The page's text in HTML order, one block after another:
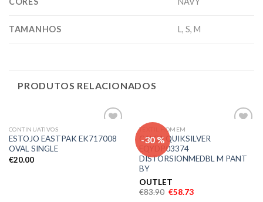
TAMANHOS L, S, M
PRODUTOS RELACIONADOS
aos meus
CONTINUATIVOS
ESTOJO EASTPAK EK717008
OVAL SINGLE
€20.00
-30 %
TEXTIL HOMEM
CALCA QUIKSILVER
EQYDP03374
DISTORSIONMEDBL M PANT
BY
OUTLET
€83.90 €58.73